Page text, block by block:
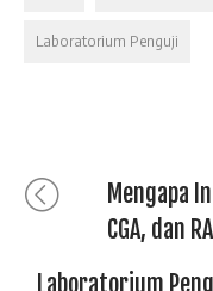
Laboratorium Penguji
Mengapa
CGA, dan
Laboratorium